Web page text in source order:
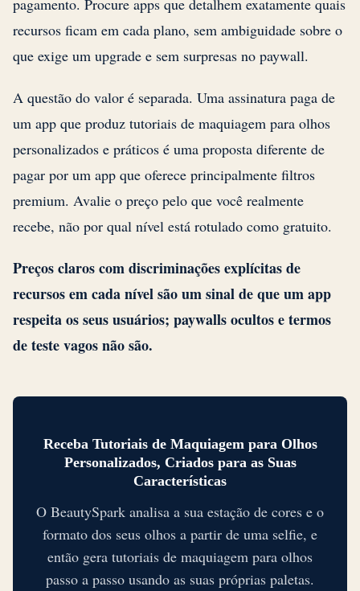
pagamento. Procure apps que detalhem exatamente quais
recursos ficam em cada plano, sem ambiguidade sobre o
que exige um upgrade e sem surpresas no paywall.
A questão do valor é separada. Uma assinatura paga de
um app que produz tutoriais de maquiagem para olhos
personalizados e práticos é uma proposta diferente de
pagar por um app que oferece principalmente filtros
premium. Avalie o preço pelo que você realmente
recebe, não por qual nível está rotulado como gratuito.
Preços claros com discriminações explícitas de
recursos em cada nível são um sinal de que um app
respeita os seus usuários; paywalls ocultos e termos
de teste vagos não são.
Receba Tutoriais de Maquiagem para Olhos
Personalizados, Criados para as Suas
Características
O BeautySpark analisa a sua estação de cores e o
formato dos seus olhos a partir de uma selfie, e
então gera tutoriais de maquiagem para olhos
passo a passo usando as suas próprias paletas.